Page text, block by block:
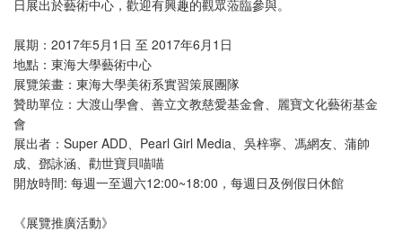
日展出於藝術中心，歡迎有興趣的觀眾蒞臨參與。
展期：2017年5月1日 至 2017年6月1日
地點：東海大學藝術中心
展覽策畫：東海大學美術系實習策展團隊
贊助單位：大渡山學會、善立文教慈愛基金會、麗寶文化藝術基金
會
展出者：Super ADD、Pearl Girl Media、吳梓寧、馮網友、蒲帥
成、鄧詠涵、勸世寶貝喵喵
開放時間: 每週一至週六12:00~18:00，每週日及例假日休館
《展覽推廣活動》